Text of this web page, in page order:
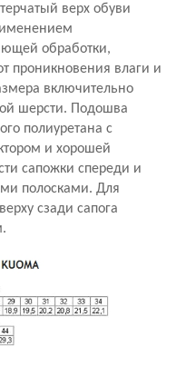
верх обуви
обработки,
проникновения влаги и
включительно
шерсти. Подошва
полиуретана с
и хорошей
сапожки спереди и
полосками. Для
сзади сапога